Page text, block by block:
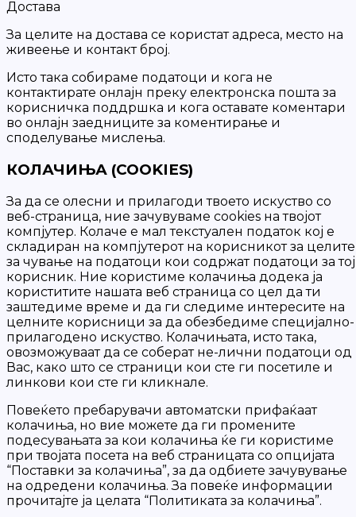
Достава
За целите на достава се користат адреса, место на
живеење и контакт број.
Исто така собираме податоци и кога не
контактирате онлајн преку електронска пошта за
корисничка поддршка и кога оставате коментари
во онлајн заедниците за коментирање и
споделување мислења.
КОЛАЧИЊА (COOKIES)
За да се олесни и прилагоди твоето искуство со
веб-страница, ние зачувуваме cookies на твојот
компјутер. Колаче е мал текстуален податок кој е
складиран на компјутерот на корисникот за целите
за чување на податоци кои содржат податоци за тој
корисник. Ние користиме колачиња додека ја
користитите нашата веб страница со цел да ти
заштедиме време и да ги следиме интересите на
целните корисници за да обезбедиме специјално-
прилагодено искуство. Колачињата, исто така,
овозможуваат да се соберат не-лични податоци од
Вас, како што се страници кои сте ги посетиле и
линкови кои сте ги кликнале.
Повеќето пребарувачи автоматски прифаќаат
колачиња, но вие можете да ги промените
подесувањата за кои колачиња ќе ги користиме
при твојата посета на веб страницата со опцијата
“Поставки за колачиња”, за да одбиете зачувување
на одредени колачиња. За повеќе информации
прочитајте ја целата “Политиката за колачиња”.